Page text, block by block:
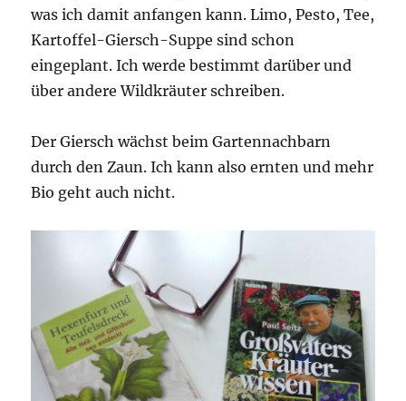
was ich damit anfangen kann. Limo, Pesto, Tee,
Kartoffel-Giersch-Suppe sind schon
eingeplant. Ich werde bestimmt darüber und
über andere Wildkräuter schreiben.
Der Giersch wächst beim Gartennachbarn
durch den Zaun. Ich kann also ernten und mehr
Bio geht auch nicht.